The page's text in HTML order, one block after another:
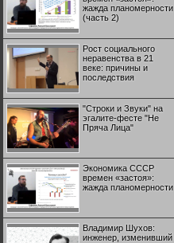
жажда планомерности
(часть 2)
Рост социального
неравенства в 21
веке: причины и
последствия
"Строки и Звуки" на
эгалите-фесте "Не
Пряча Лица"
Экономика СССР
времен «застоя»:
жажда планомерности
Владимир Шухов:
инженер, изменивший